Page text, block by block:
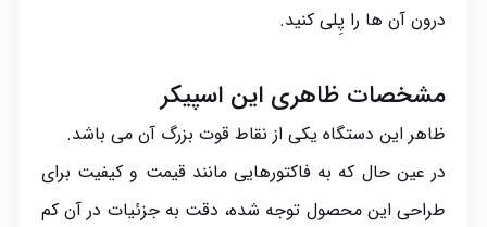
درون آن ها را پِلی کنید.
مشخصات ظاهری این اسپیکر
ظاهر این دستگاه یکی از نقاط قوت بزرگ آن می باشد.
در عین حال که به فاکتورهایی مانند قیمت و کیفیت برای
طراحی این محصول توجه شده، دقت به جزئیات در آن کم